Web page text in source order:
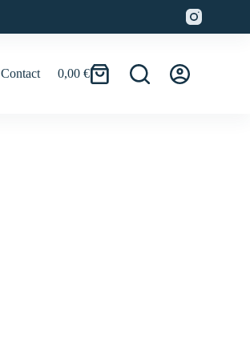
Contact
Panier
0,00 €